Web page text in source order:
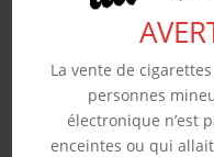
La vente de
personnes
électronique n’est
enceintes ou qui